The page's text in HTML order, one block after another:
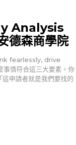
Analysis
德森商學院
fearlessly, drive
情符合這三大要素。你
申請者就是我們要找的